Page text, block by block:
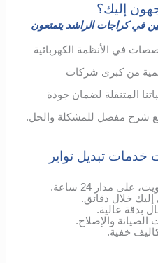
إليك؟
في كراجات الراشد يتمتعون
في الأنظمة الكهربائية
من كبرى شركات
المتنقلة لضمان جودة
شرح مفصل للمشكلة والحل.
خدمات تبديل تواير
مدار 24 ساعة.
إليك خلال دقائق.
بدقة عالية.
والإصلاح.
خفية.